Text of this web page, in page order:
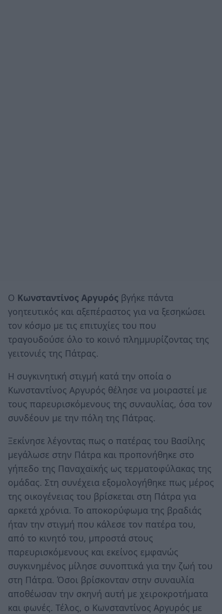
Ο Κωνσταντίνος Αργυρός βγήκε πάντα
γοητευτικός και αξεπέραστος για να ξεσηκώσει
τον κόσμο με τις επιτυχίες του που
τραγουδούσε όλο το κοινό πλημμυρίζοντας της
γειτονιές της Πάτρας.
Η συγκινητική στιγμή κατά την οποία ο
Κωνσταντίνος Αργυρός θέλησε να μοιραστεί με
τους παρευρισκόμενους της συναυλίας, όσα τον
συνδέουν με την πόλη της Πάτρας.
Ξεκίνησε λέγοντας πως ο πατέρας του Βασίλης
μεγάλωσε στην Πάτρα και προπονήθηκε στο
γήπεδο της Παναχαϊκής ως τερματοφύλακας της
ομάδας. Στη συνέχεια εξομολογήθηκε πως μέρος
της οικογένειας του βρίσκεται στη Πάτρα για
αρκετά χρόνια. Το αποκορύφωμα της βραδιάς
ήταν την στιγμή που κάλεσε τον πατέρα του,
από το κινητό του, μπροστά στους
παρευρισκόμενους και εκείνος εμφανώς
συγκινημένος μίλησε συνοπτικά για την ζωή του
στη Πάτρα. Όσοι βρίσκονταν στην συναυλία
αποθέωσαν την σκηνή αυτή με χειροκροτήματα
και φωνές. Τέλος, ο Κωνσταντίνος Αργυρός με